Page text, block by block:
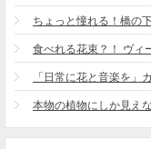
ちょっと憧れる！橋の
食べれる花束？！ ヴィ